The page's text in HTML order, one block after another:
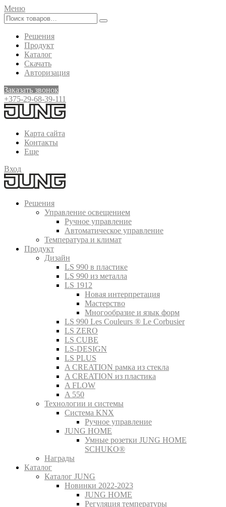
Меню
Решения
Продукт
Каталог
Скачать
Авторизация
Заказать звонок
+375-29-68-39-111
Карта сайта
Контакты
Еще
Вход
Решения
Управление освещением
Ручное управление
Автоматическое управление
Температура и климат
Продукт
Дизайн
LS 990 в пластике
LS 990 из металла
LS 1912
Новая интерпретация
Мастерство
Многообразие и язык форм
LS 990 Les Couleurs ® Le Corbusier
LS ZERO
LS CUBE
LS-DESIGN
LS PLUS
A CREATION рамка из стекла
A CREATION из пластика
A FLOW
A 550
Технологии и системы
Система KNX
Ручное управление
JUNG HOME
Умные розетки JUNG HOME
SCHUKO®
Награды
Каталог
Каталог JUNG
Новинки 2022-2023
JUNG HOME
Регуляция температуры